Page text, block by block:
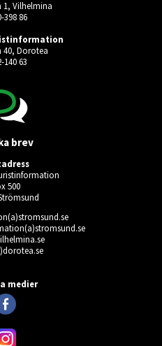
1, Vilhelmina
398 86
40, Dorotea
140 63
brev
500
medier